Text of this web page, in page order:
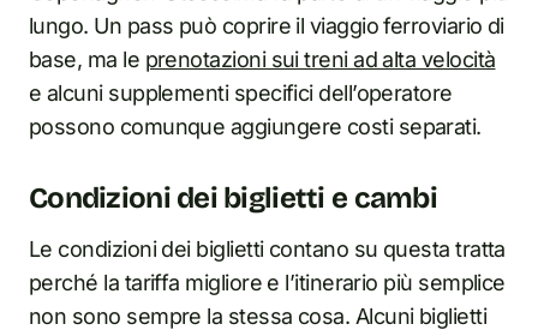
lungo. Un pass può coprire il viaggio ferroviario di
base, ma le prenotazioni sui treni ad alta velocità
e alcuni supplementi specifici dell’operatore
possono comunque aggiungere costi separati.
Condizioni dei biglietti e cambi
Le condizioni dei biglietti contano su questa tratta
perché la tariffa migliore e l’itinerario più semplice
non sono sempre la stessa cosa. Alcuni biglietti